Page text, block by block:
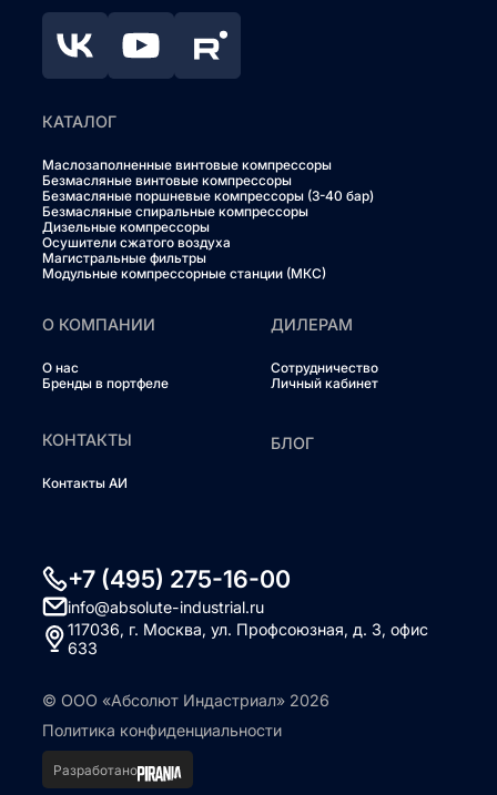
КАТАЛОГ
Маслозаполненные винтовые компрессоры
Безмасляные винтовые компрессоры
Безмасляные поршневые компрессоры (3-40 бар)
Безмасляные спиральные компрессоры
Дизельные компрессоры
Осушители сжатого воздуха
Магистральные фильтры
Модульные компрессорные станции (МКС)
О КОМПАНИИ
О нас
Бренды в портфеле
ДИЛЕРАМ
Сотрудничество
Личный кабинет
КОНТАКТЫ
Контакты АИ
БЛОГ
+7 (495) 275-16-00
info@absolute-industrial.ru
117036, г. Москва, ул. Профсоюзная, д. 3, офис
633
© ООО «Абсолют Индастриал» 2026
Политика конфиденциальности
Разработано